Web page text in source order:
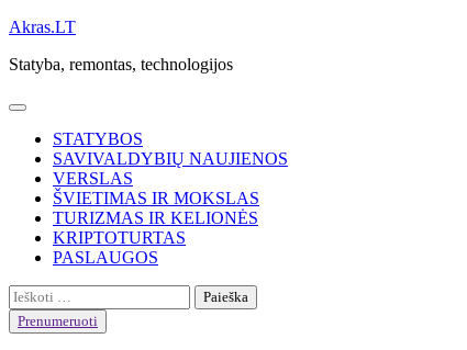
Skip
content
Akras.LT
Statyba, remontas, technologijos
STATYBOS
SAVIVALDYBIŲ NAUJIENOS
VERSLAS
ŠVIETIMAS IR MOKSLAS
TURIZMAS IR KELIONĖS
KRIPTOTURTAS
PASLAUGOS
Ieškoti:
Prenumeruoti